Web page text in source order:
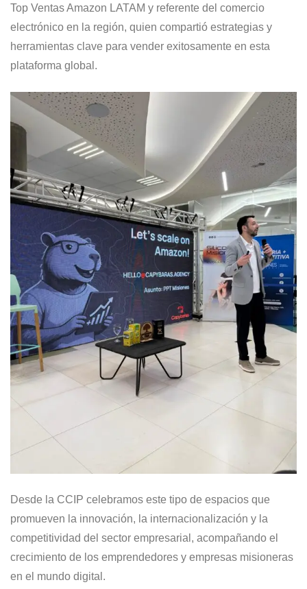
Top Ventas Amazon LATAM y referente del comercio
electrónico en la región, quien compartió estrategias y
herramientas clave para vender exitosamente en esta
plataforma global.
Desde la CCIP celebramos este tipo de espacios que
promueven la innovación, la internacionalización y la
competitividad del sector empresarial, acompañando el
crecimiento de los emprendedores y empresas misioneras
en el mundo digital.